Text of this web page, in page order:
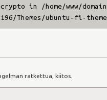
in /home/www/
Themes/ubuntu-fi-
ratkettua, kiitos.